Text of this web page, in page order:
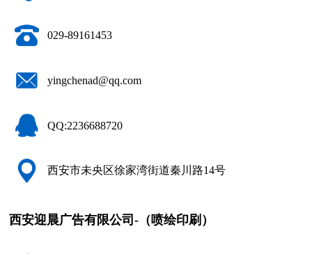
029-89161453
yingchenad@qq.com
QQ:2236688720
西安市未央区徐家湾街道秦川路14号
西安迎晨广告有限公司-（喷绘印刷）